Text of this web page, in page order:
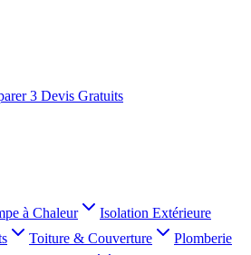
3 Devis Gratuits
à Chaleur
Isolation Extérieure
Toiture & Couverture
Plomberie